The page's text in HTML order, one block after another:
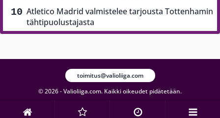
Atletico Madrid valmistelee tarjousta Tottenhamin
tähtipuolustajasta
© 2026 - Valioliiga.com. Kaikki oikeudet pidätetään.
toimitus@valioliiga.com